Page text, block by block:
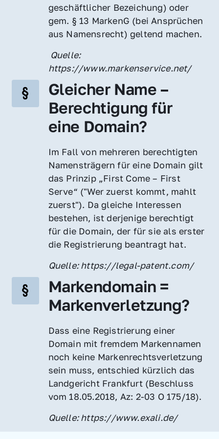
geschäftlicher Bezeichung) oder
gem. § 13 MarkenG (bei Ansprüchen
aus Namensrecht) geltend machen.
https://www.markenservice.net/
Gleicher Name –
Berechtigung für
eine Domain?
Im Fall von mehreren berechtigten
Namensträgern für eine Domain gilt
das Prinzip „First Come – First
Serve“ ("Wer zuerst kommt, mahlt
zuerst"). Da gleiche Interessen
bestehen, ist derjenige berechtigt
für die Domain, der für sie als erster
die Registrierung beantragt hat.
Quelle: https://legal-patent.com/
Markendomain =
Markenverletzung?
Dass eine Registrierung einer
Domain mit fremdem Markennamen
noch keine Markenrechtsverletzung
sein muss, entschied kürzlich das
Landgericht Frankfurt (Beschluss
vom 18.05.2018, Az: 2-03 O 175/18).
Quelle: https://www.exali.de/